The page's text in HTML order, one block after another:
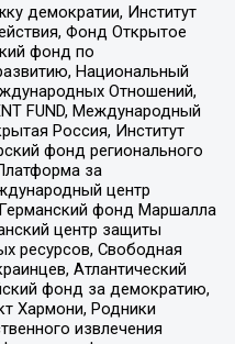
демократии, Институт
Фонд Открытое
фонд по
Национальный
Отношений,
FUND, Международный
Россия, Институт
фонд регионального
за
центр
фонд Маршалла
центр защиты
ресурсов, Свободная
Атлантический
фонд за демократию,
Хармони, Родники
извлечения